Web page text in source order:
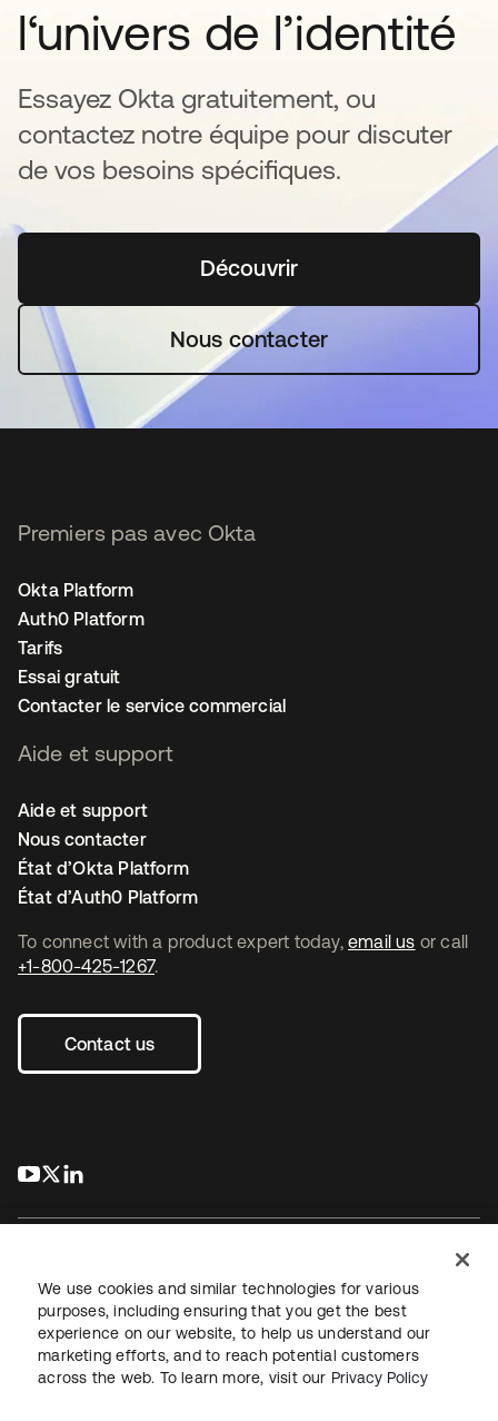
l‘univers de l’identité
Essayez Okta gratuitement, ou
contactez notre équipe pour discuter
de vos besoins spécifiques.
Découvrirs’ouvre dans un nouvel
Nous contacter
To connect with a product expert today, email us or call
+1-800-425-1267.
Contact us
s’ouvre dans un nouvel onglet
s’ouvre dans un nouvel onglet
Premiers pas avec Okta
Okta Platform
Auth0 Platform
Tarifs
Essai gratuit
Contacter le service commercial
Aide et support
Aide et support
Nous contacter
État d’Okta Platform
État d’Auth0 Platform
JuridiquePolitique de confidentialité
Conditions d’utilisation du siteSécuritéPlan du site
Paramètres des cookies
We use cookies and similar technologies for various
purposes, including ensuring that you get the best
experience on our website, to help us understand our
marketing efforts, and to reach potential customers
across the web. To learn more, visit our Privacy Policy